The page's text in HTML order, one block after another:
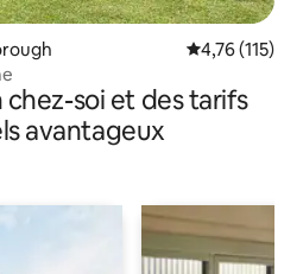
Évaluation
4,76 (115)
soi et des tarifs
avantageux